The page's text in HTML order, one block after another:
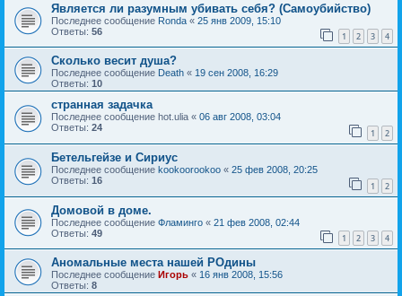
Является ли разумным убивать себя? (Самоубийство)
Последнее сообщение Ronda « 25 янв 2009, 15:10
Ответы: 56 1 2 3 4
Сколько весит душа?
Последнее сообщение Death « 19 сен 2008, 16:29
Ответы: 10
странная задачка
Последнее сообщение hot.ulia « 06 авг 2008, 03:04
Ответы: 24 1 2
Бетельгейзе и Сириус
Последнее сообщение kookoorookoo « 25 фев 2008, 20:25
Ответы: 16 1 2
Домовой в доме.
Последнее сообщение Фламинго « 21 фев 2008, 02:44
Ответы: 49 1 2 3 4
Аномальные места нашей РОдины
Последнее сообщение Игорь « 16 янв 2008, 15:56
Ответы: 8